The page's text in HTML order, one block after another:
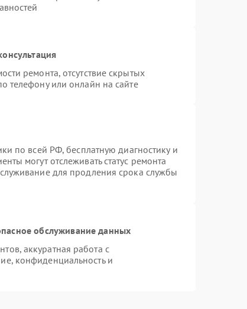
ремонта, отсутствие скрытых
телефону или онлайн на сайте
по всей РФ, бесплатную диагностику и
могут отслеживать статус ремонта
для продления срока службы
обслуживание данных
аккуратная работа с
конфиденциальность и